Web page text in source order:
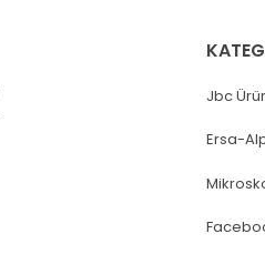
Jbc
Ersa-